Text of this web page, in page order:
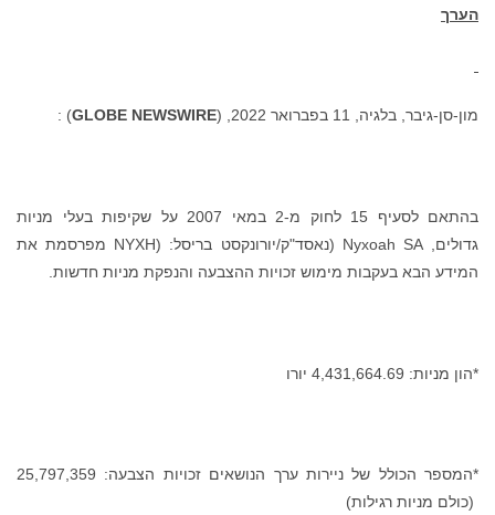
הערך
מון-סן-גיבר, בלגיה, 11 בפברואר 2022, ( GLOBE NEWSWIRE
) :
בהתאם לסעיף 15 לחוק מ-2 במאי 2007 על שקיפות בעלי מניות
גדולים, Nyxoah SA (נאסד"ק/יורונקסט בריסל: (NYXH מפרסמת את
המידע הבא בעקבות מימוש זכויות ההצבעה והנפקת מניות חדשות.
*הון מניות: 4,431,664.69 יורו
*המספר הכולל של ניירות ערך הנושאים זכויות הצבעה: 25,797,359
(כולם מניות רגילות)